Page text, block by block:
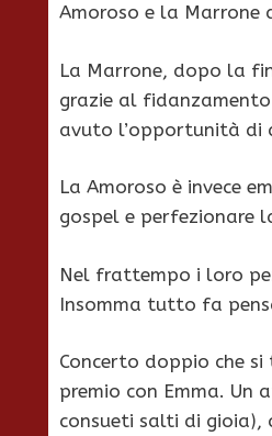
Amoroso e la Marrone
La Marrone, dopo la
grazie al
avuto l’opportunità di
La Amoroso è invece
gospel e perfezionare
Nel frattempo i loro
Insomma tutto fa
Concerto doppio che
premio con Emma. Un
consueti salti di gioia),